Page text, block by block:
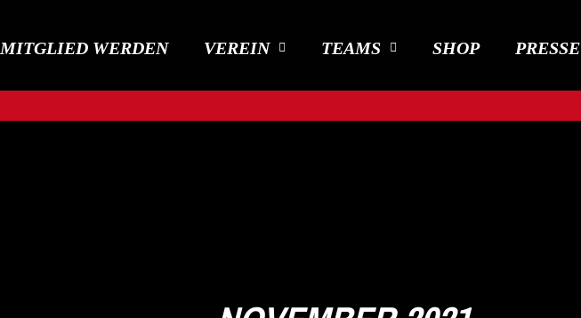
MITGLIED WERDEN VEREIN TEAMS SHOP PRESSE